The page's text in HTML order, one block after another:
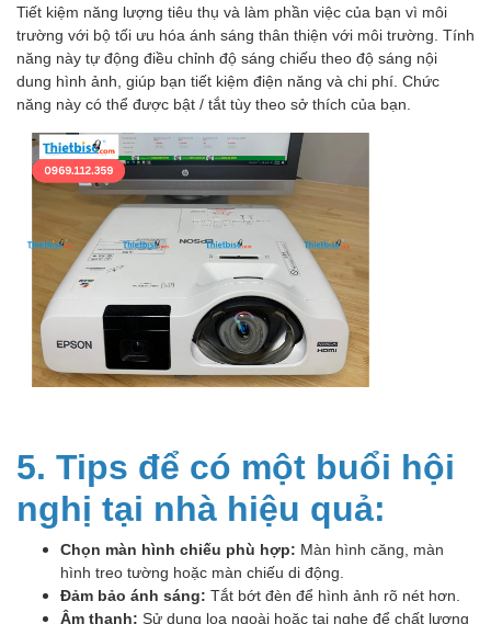
Tiết kiệm năng lượng tiêu thụ và làm phần việc của bạn vì môi
trường với bộ tối ưu hóa ánh sáng thân thiện với môi trường. Tính
năng này tự động điều chỉnh độ sáng chiếu theo độ sáng nội
dung hình ảnh, giúp bạn tiết kiệm điện năng và chi phí. Chức
năng này có thể được bật / tắt tùy theo sở thích của bạn.
5. Tips để có một buổi hội
nghị tại nhà hiệu quả:
Chọn màn hình chiếu phù hợp: Màn hình căng, màn
hình treo tường hoặc màn chiếu di động.
Đảm bảo ánh sáng: Tắt bớt đèn để hình ảnh rõ nét hơn.
Âm thanh: Sử dụng loa ngoài hoặc tai nghe để chất lượng